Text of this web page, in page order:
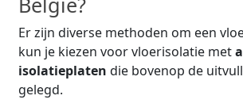
Er zijn diverse methoden om een
kun je kiezen voor vloerisolatie met
isolatieplaten die bovenop de
gelegd.